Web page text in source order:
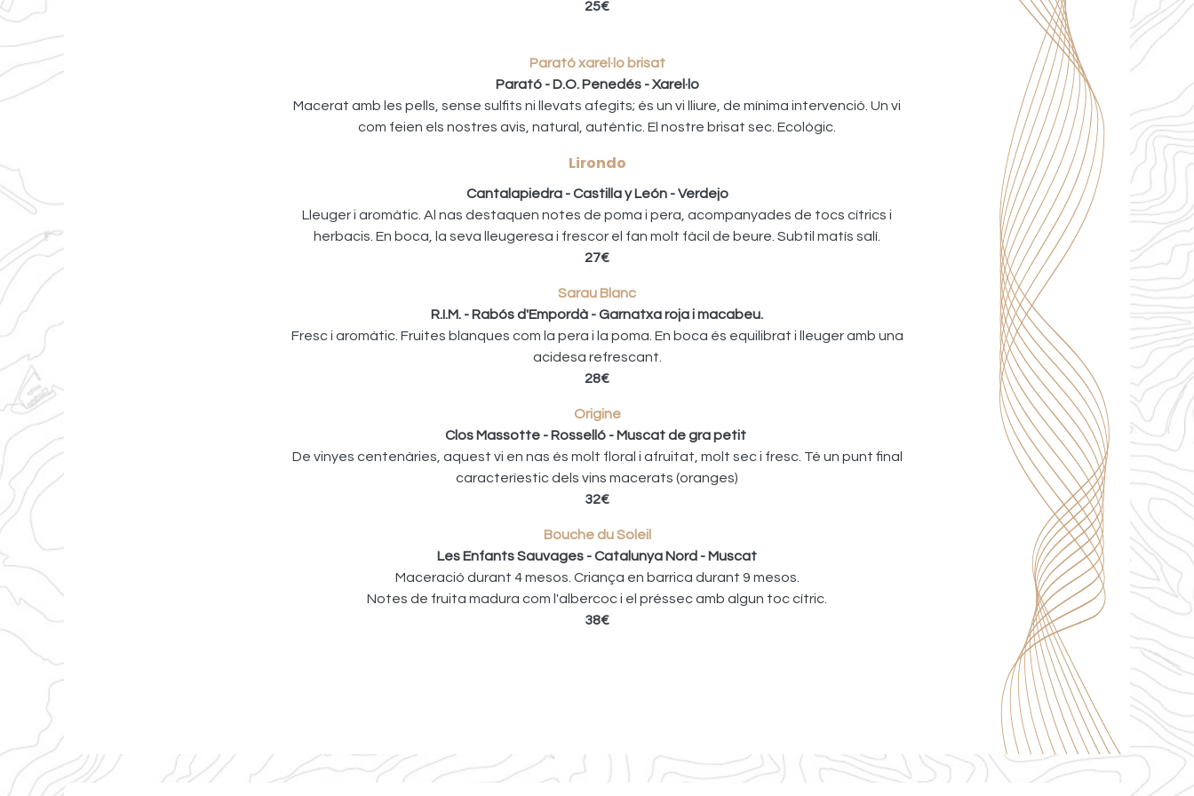
25€
Parató xarel·lo brisat
Parató - D.O. Penedés - Xarel·lo
Macerat amb les pells, sense sulfits ni llevats afegits; és un vi lliure, de mínima intervenció. Un vi
com feien els nostres avis, natural, autèntic. El nostre brisat sec. Ecològic.
Lirondo
Cantalapiedra - Castilla y León - Verdejo
Lleuger i aromàtic. Al nas destaquen notes de poma i pera, acompanyades de tocs cítrics i
herbacis. En boca, la seva lleugeresa i frescor el fan molt fàcil de beure. Subtil matís salí.
27€
Sarau Blanc
R.I.M. - Rabós d'Empordà - Garnatxa roja i macabeu.
Fresc i aromàtic. Fruites blanques com la pera i la poma. En boca és equilibrat i lleuger amb una
acidesa refrescant.
28€
Origine
Clos Massotte - Rosselló - Muscat de gra petit
De vinyes centenàries, aquest vi en nas és molt floral i afruitat, molt sec i fresc. Té un punt final
caracteríestic dels vins macerats (oranges)
32€
Bouche du Soleil
Les Enfants Sauvages - Catalunya Nord - Muscat
Maceració durant 4 mesos. Criança en barrica durant 9 mesos.
Notes de fruita madura com l'albercoc i el préssec amb algun toc cítric.
38€